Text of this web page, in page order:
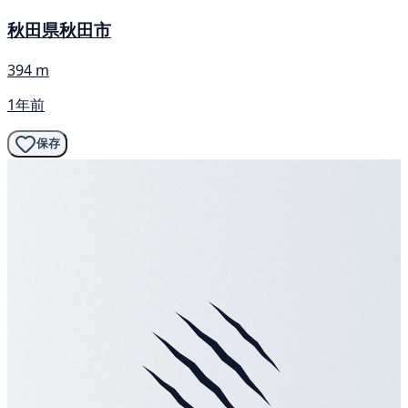
秋田県秋田市
394 m
1年前
保存